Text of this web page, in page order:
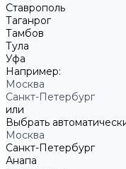
Ставрополь
Таганрог
Тамбов
Тула
Уфа
Например:
Москва
Санкт-Петербург
или
Выбрать
Москва
Санкт-Петербург
Анапа